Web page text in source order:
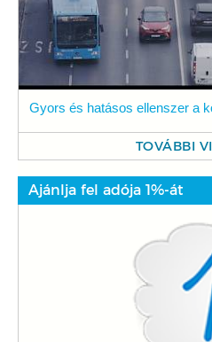
Gyors és hatásos ellenszer a
TOVÁBBI
Ajánlja fel adója 1%-át